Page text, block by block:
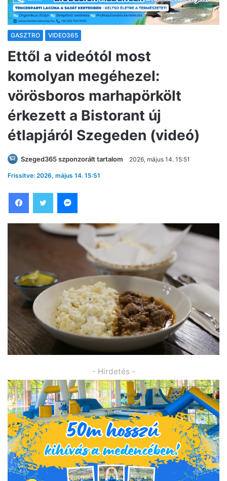
GASZTRO VIDEO365
Ettől a videótól most
komolyan megéhezel:
vörösboros marhapörkölt
érkezett a Bistorant új
étlapjáról Szegeden (videó)
Szeged365 szponzorált tartalom 2026, május 14. 15:51
Frissítve: 2026, május 14. 15:51
- Hirdetés -